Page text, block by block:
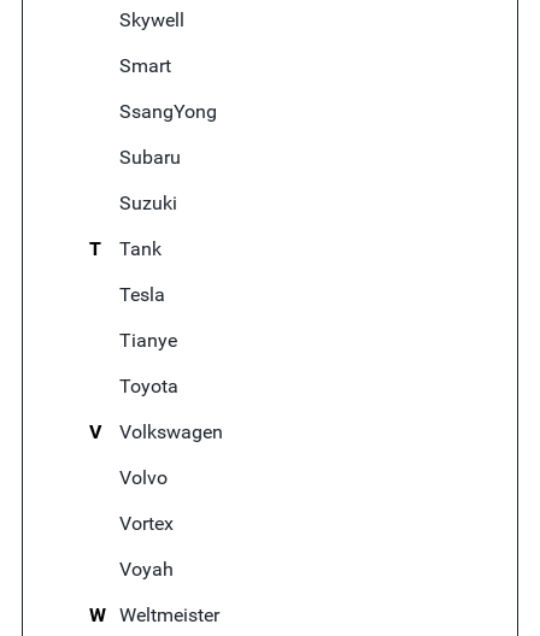
Skywell
Smart
SsangYong
Subaru
Suzuki
T
Tank
Tesla
Tianye
Toyota
V
Volkswagen
Volvo
Vortex
Voyah
W Weltmeister